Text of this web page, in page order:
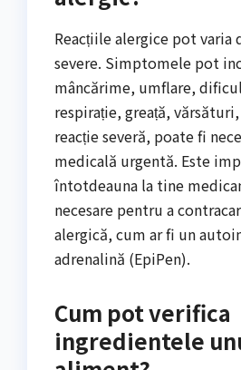
Reacțiile alergice pot varia
severe. Simptomele pot
mâncărime, umflare,
respirație, greață,
reacție severă, poate fi
medicală urgentă. Este
întotdeauna la tine
necesare pentru a
alergică, cum ar fi un
adrenalină (EpiPen).
Cum pot verifica
ingredientele